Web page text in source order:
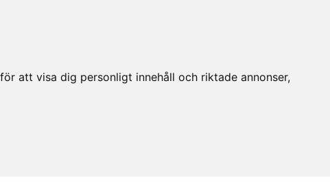
att visa dig personligt innehåll och riktade annonser,